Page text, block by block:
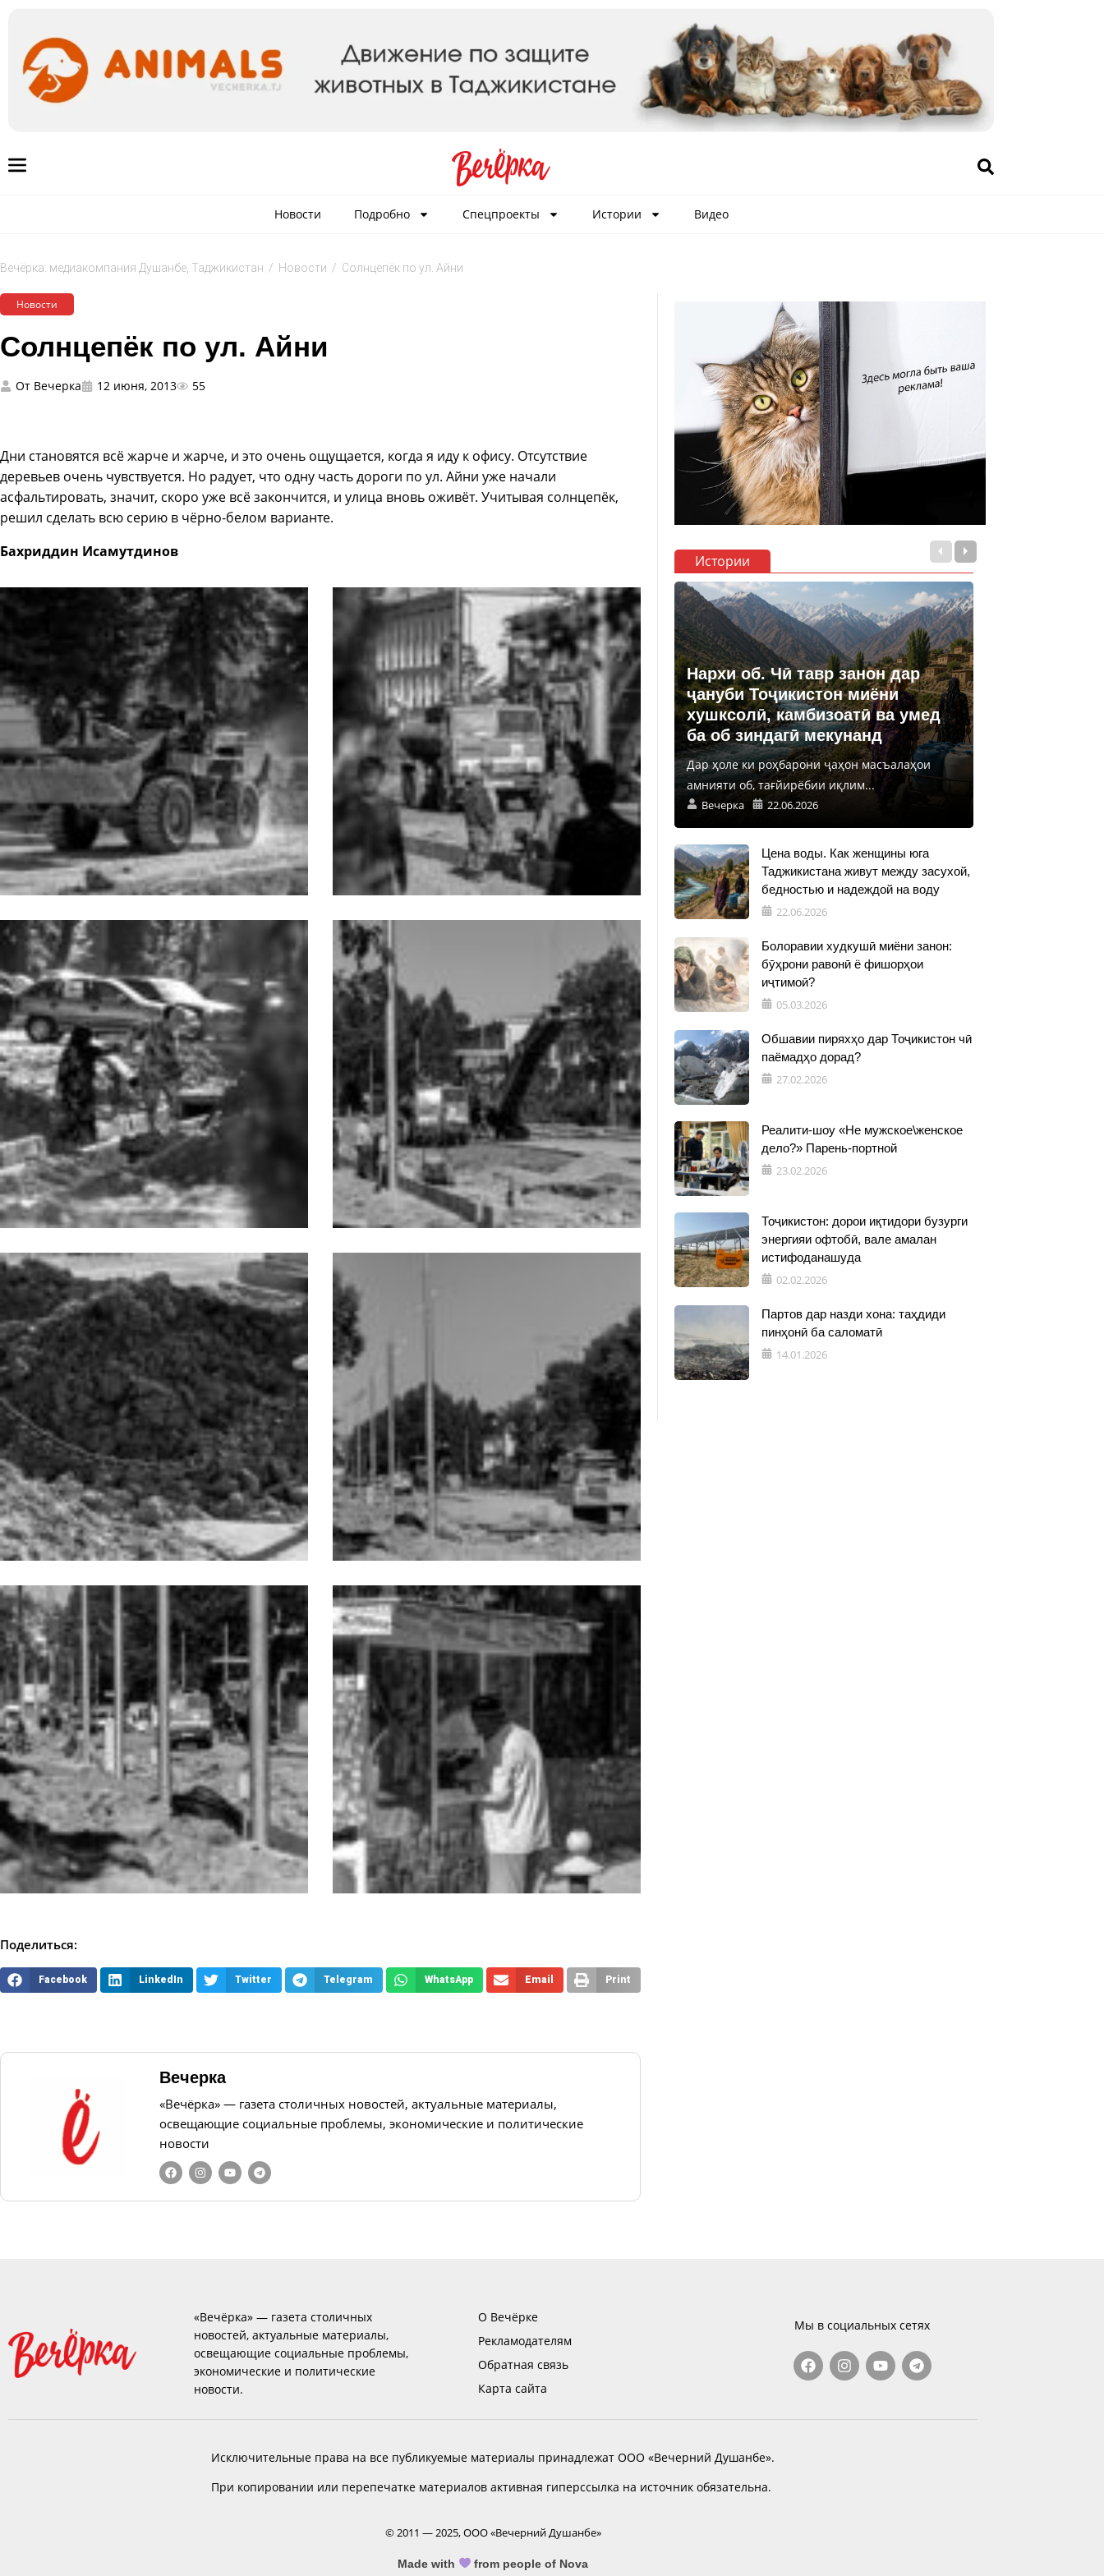
Новости Подробно Спецпроекты Истории Видео
Вечёрка: медиакомпания Душанбе, Таджикистан / Новости / Солнцепёк по ул. Айни
Новости
Солнцепёк по ул. Айни
От Вечерка 12 июня, 2013 55
Дни становятся всё жарче и жарче, и это очень ощущается, когда я иду к офису. Отсутствие
деревьев очень чувствуется. Но радует, что одну часть дороги по ул. Айни уже начали
асфальтировать, значит, скоро уже всё закончится, и улица вновь оживёт. Учитывая солнцепёк,
решил сделать всю серию в чёрно-белом варианте.
Бахриддин Исамутдинов
Поделиться:
Facebook LinkedIn Twitter Telegram WhatsApp Email Print
Вечерка
«Вечёрка» — газета столичных новостей, актуальные материалы,
освещающие социальные проблемы, экономические и политические
новости
Истории
Нархи об. Чӣ тавр занон дар
ҷануби Тоҷикистон миёни
хушксолӣ, камбизоатӣ ва умед
ба об зиндагӣ мекунанд
Дар ҳоле ки роҳбарони ҷаҳон масъалаҳои
амнияти об, тағйирёбии иқлим...
Вечерка 22.06.2026
Цена воды. Как женщины юга
Таджикистана живут между засухой,
бедностью и надеждой на воду
22.06.2026
Болоравии худкушӣ миёни занон:
бӯҳрони равонӣ ё фишорҳои
иҷтимоӣ?
05.03.2026
Обшавии пиряхҳо дар Тоҷикистон чӣ
паёмадҳо дорад?
27.02.2026
Реалити-шоу «Не мужское\женское
дело?» Парень-портной
23.02.2026
Тоҷикистон: дорои иқтидори бузурги
энергияи офтобӣ, вале амалан
истифоданашуда
02.02.2026
Партов дар назди хона: таҳдиди
пинҳонӣ ба саломатӣ
14.01.2026
«Вечёрка» — газета столичных
новостей, актуальные материалы,
освещающие социальные проблемы,
экономические и политические
новости.
О Вечёрке
Рекламодателям
Обратная связь
Карта сайта
Мы в социальных сетях
Исключительные права на все публикуемые материалы принадлежат ООО «Вечерний Душанбе».
При копировании или перепечатке материалов активная гиперссылка на источник обязательна.
© 2011 — 2025, ООО «Вечерний Душанбе»
Made with from people of Nova